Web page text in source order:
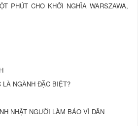
PHÚT CHO KHỞI NGHĨA WARSZAWA,
LÀ NGÀNH ĐẶC BIỆT?
NHẬT NGƯỜI LÀM BÁO VÌ DÂN